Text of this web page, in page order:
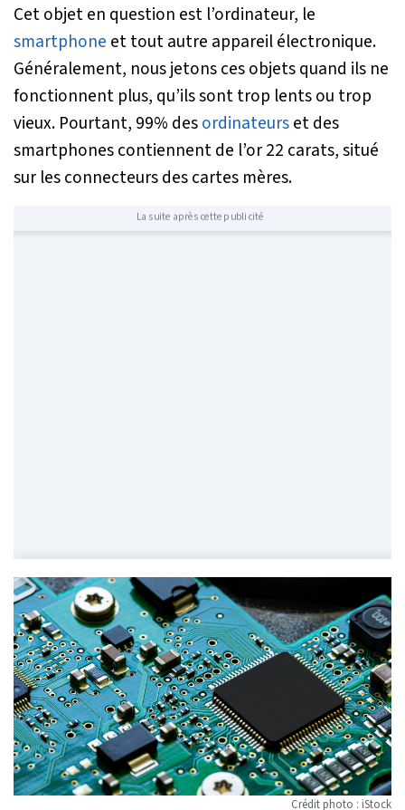
Cet objet en question est l’ordinateur, le
smartphone et tout autre appareil électronique.
Généralement, nous jetons ces objets quand ils ne
fonctionnent plus, qu’ils sont trop lents ou trop
vieux. Pourtant, 99% desordinateurset des
smartphones contiennent de l’or 22 carats, situé
sur les connecteurs des cartes mères.
La suite après cette publicité
Crédit photo : iStock